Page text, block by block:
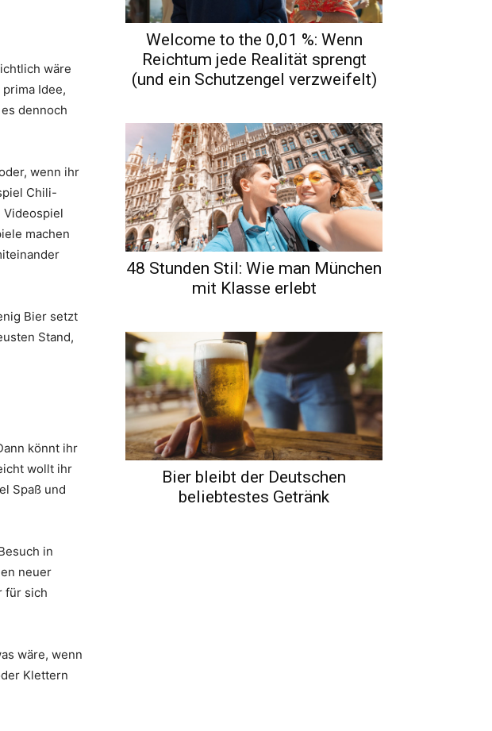
wäre
Idee,
dennoch
wenn ihr
Chili-
Videospiel
machen
Bier setzt
Stand,
könnt ihr
wollt ihr
Spaß und
in
neuer
für sich
wäre, wenn
Klettern
Welcome to the 0,01 %: Wenn
Reichtum jede Realität sprengt
(und ein Schutzengel verzweifelt)
48 Stunden Stil: Wie man München
mit Klasse erlebt
Bier bleibt der Deutschen
beliebtestes Getränk